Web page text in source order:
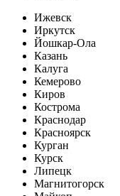
Ижевск
Иркутск
Йошкар-Ола
Казань
Калуга
Кемерово
Киров
Кострома
Краснодар
Красноярск
Курган
Курск
Липецк
Магнитогорск